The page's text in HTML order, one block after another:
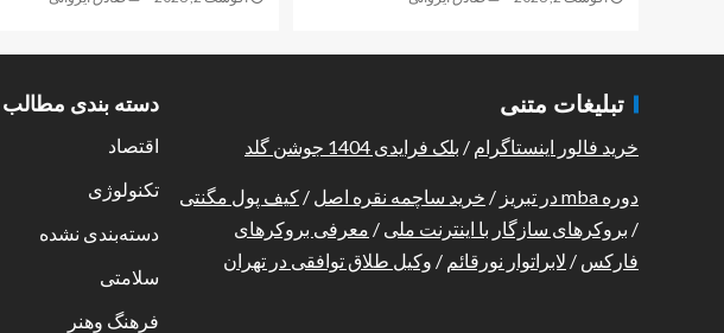
دسته بندی مطالب
اقتصاد
تکنولوژی
دسته‌بندی نشده
سلامتی
فرهنگ وهنر
تبلیغات متنی
خرید فالور اینستاگرام / بلک فرایدی 1404 جوشن گلد
دوره mba در تبریز / خرید ساچمه نقره اصل / کیف پول مگنتی
/ بروکرهای سازگار با اینترنت ملی / معرفی بروکرهای
فارکس / لابراتوار نورقائم / وکیل طلاق توافقی در تهران